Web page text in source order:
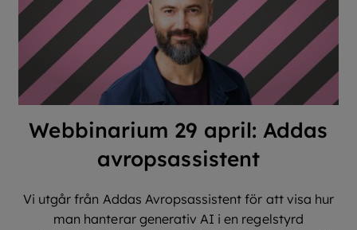
Webbinarium 29 april: Addas
avropsassistent
Vi utgår från Addas Avropsassistent för att visa hur
man hanterar generativ AI i en regelstyrd